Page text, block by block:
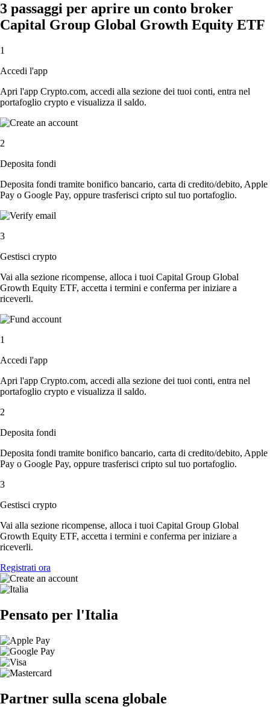
3 passaggi per aprire un conto broker
Capital Group Global Growth Equity ETF
1
Accedi l'app
Apri l'app Crypto.com, accedi alla sezione dei tuoi conti, entra nel
portafoglio crypto e visualizza il saldo.
2
Deposita fondi
Deposita fondi tramite bonifico bancario, carta di credito/debito, Apple
Pay o Google Pay, oppure trasferisci cripto sul tuo portafoglio.
3
Gestisci crypto
Vai alla sezione ricompense, alloca i tuoi Capital Group Global
Growth Equity ETF, accetta i termini e conferma per iniziare a
riceverli.
1
Accedi l'app
Apri l'app Crypto.com, accedi alla sezione dei tuoi conti, entra nel
portafoglio crypto e visualizza il saldo.
2
Deposita fondi
Deposita fondi tramite bonifico bancario, carta di credito/debito, Apple
Pay o Google Pay, oppure trasferisci cripto sul tuo portafoglio.
3
Gestisci crypto
Vai alla sezione ricompense, alloca i tuoi Capital Group Global
Growth Equity ETF, accetta i termini e conferma per iniziare a
riceverli.
Registrati ora
Pensato per l'Italia
Partner sulla scena globale